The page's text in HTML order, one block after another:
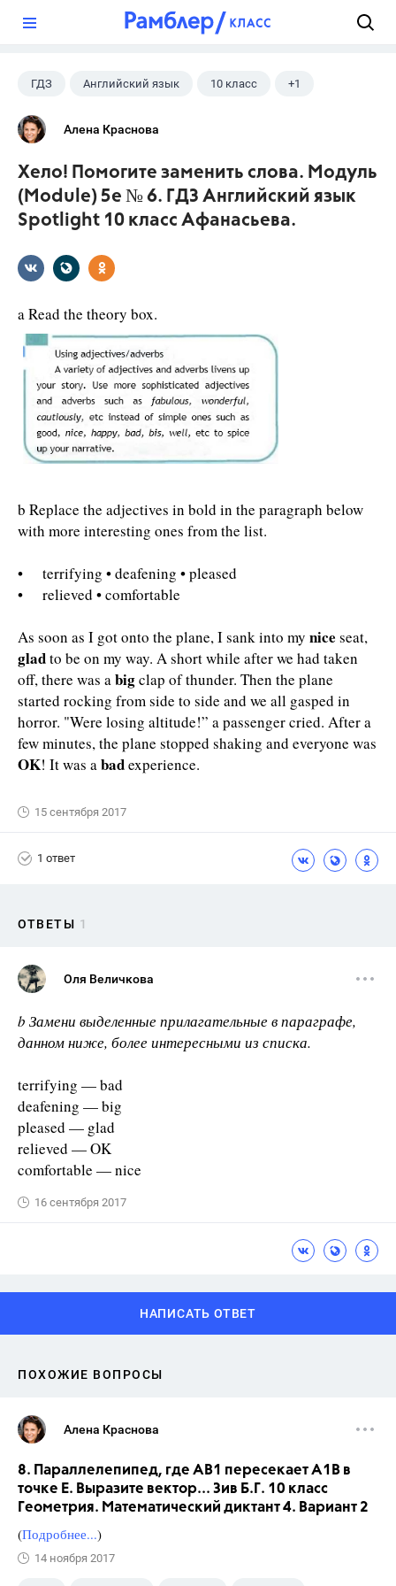
ГДЗ Английский язык 10 класс +1
Афанасьева О. В.
Алена Краснова
Хело! Помогите заменить слова. Модуль
(Module) 5e № 6. ГДЗ Английский язык
Spotlight 10 класс Афанасьева.
a Read the theory box.
b Replace the adjectives in bold in the paragraph below
with more interesting ones from the list.
• terrifying • deafening • pleased
• relieved • comfortable
As soon as I got onto the plane, I sank into my nice seat,
gladto be on my way. A short while after we had taken
off, there was abigclap of thunder. Then the plane
started rocking from side to side and we all gasped in
horror. "Were losing altitude!” a passenger cried. After a
few minutes, the plane stopped shaking and everyone was
OK! It was abadexperience.
15 сентября 2017
1 ответ
ОТВЕТЫ 1
Оля Величкова
b Замени выделенные прилагательные в параграфе,
данном ниже, более интересными из списка.
terrifying — bad
deafening — big
pleased — glad
relieved — OK
comfortable — nice
16 сентября 2017
НАПИСАТЬ ОТВЕТ
ПОХОЖИЕ ВОПРОСЫ
Алена Краснова
8. Параллелепипед, где АВ1 пересекает А1В в
точке Е. Выразите вектор... Зив Б.Г. 10 класс
Геометрия. Математический диктант 4. Вариант 2
(Подробнее...)
14 ноября 2017